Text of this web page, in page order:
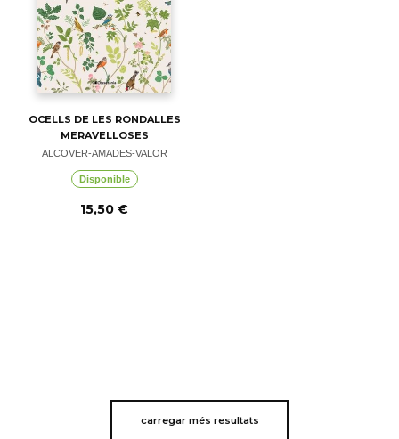
OCELLS DE LES RONDALLES
MERAVELLOSES
ALCOVER-AMADES-VALOR
Disponible
15,50 €
carregar més resultats